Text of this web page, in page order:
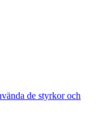
de styrkor och